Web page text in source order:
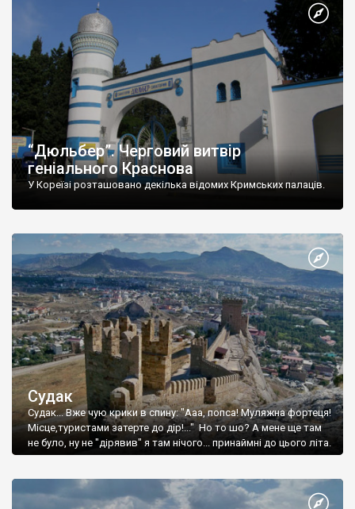
“Дюльбер”. Черговий витвір
геніального Краснова
У Кореїзі розташовано декілька відомих Кримських палаців.
Судак
Судак... Вже чую крики в спину: "Ааа, попса! Муляжна фортеця!
Місце,туристами затерте до дір!..." Но то шо? А мене ще там
не було, ну не "дірявив" я там нічого... принаймні до цього літа.